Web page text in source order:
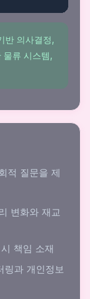
반 의사결정,
류 시스템,
적 질문을 제
변화와 재교
책임 소재
링과 개인정보